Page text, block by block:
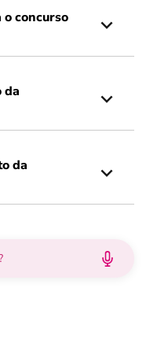
o concurso
da
da